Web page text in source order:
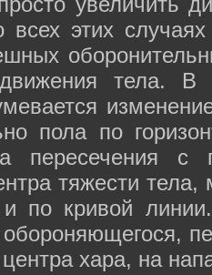
всех этих
движения тела.
пола по
пересечения с
тяжести
по кривой
хара, на